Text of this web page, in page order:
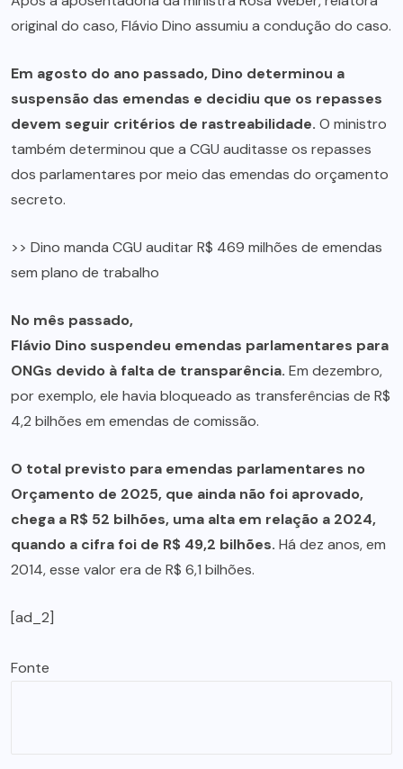
original do caso, Flávio Dino assumiu a condução do caso.
Em agosto do ano passado, Dino determinou a
suspensão das emendas e decidiu que os repasses
devem seguir critérios de rastreabilidade. O ministro
também determinou que a CGU auditasse os repasses
dos parlamentares por meio das emendas do orçamento
secreto.
>> Dino manda CGU auditar R$ 469 milhões de emendas
sem plano de trabalho
No mês passado,
Flávio Dino suspendeu emendas parlamentares para
ONGs devido à falta de transparência. Em dezembro,
por exemplo, ele havia bloqueado as transferências de R$
4,2 bilhões em emendas de comissão.
O total previsto para emendas parlamentares no
Orçamento de 2025, que ainda não foi aprovado,
chega a R$ 52 bilhões, uma alta em relação a 2024,
quando a cifra foi de R$ 49,2 bilhões. Há dez anos, em
2014, esse valor era de R$ 6,1 bilhões.
[ad_2]
Fonte